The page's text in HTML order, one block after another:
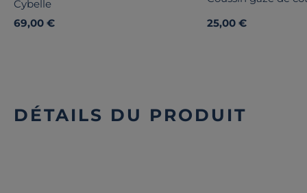
Cybelle
69,00 €
25,00 €
DÉTAILS DU PRODUIT